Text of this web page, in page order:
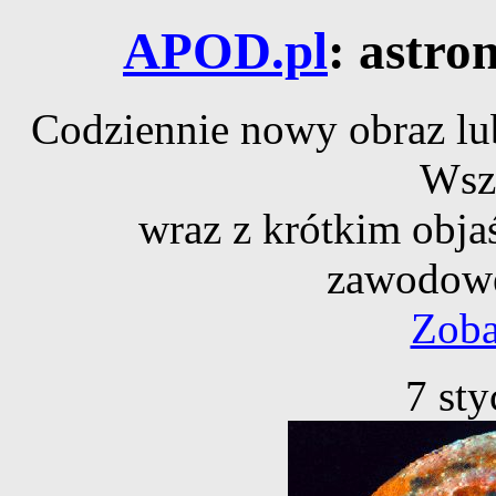
APOD.pl:
Codziennie nowy obraz
wraz z krótkim
7